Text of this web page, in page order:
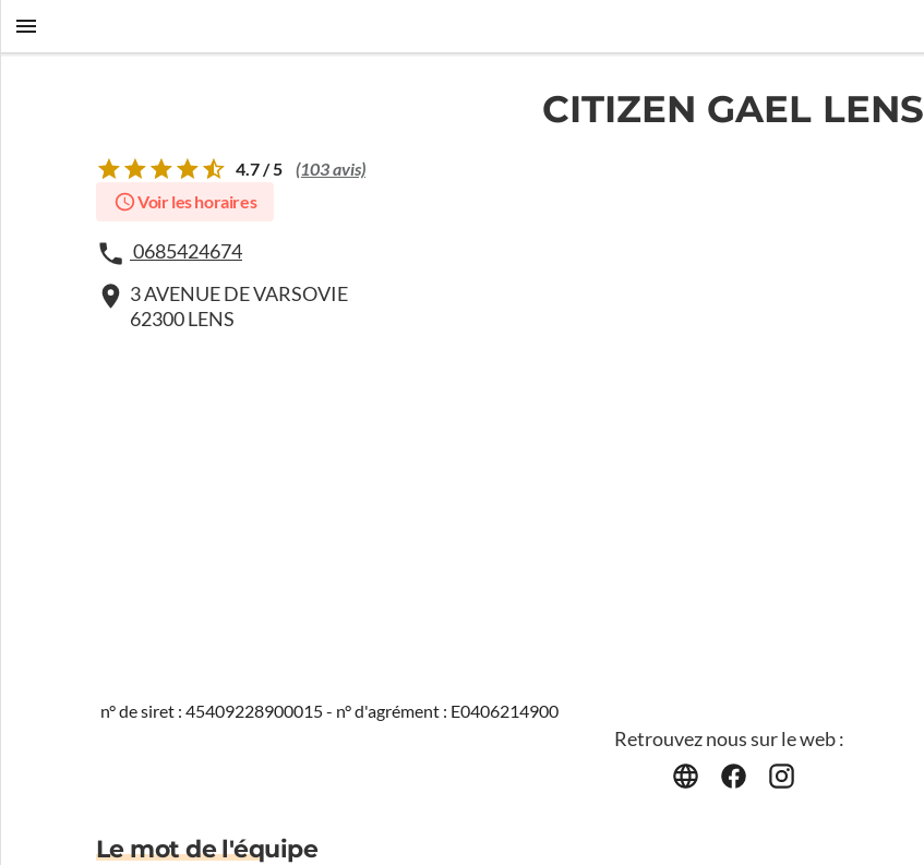
CITIZEN GAEL LENS
4.7 / 5 (103 avis)
Voir les horaires
0685424674
3 AVENUE DE VARSOVIE
62300 LENS
n° de siret : 45409228900015 - n° d'agrément : E0406214900
Retrouvez nous sur le web :
Le mot de l'équipe